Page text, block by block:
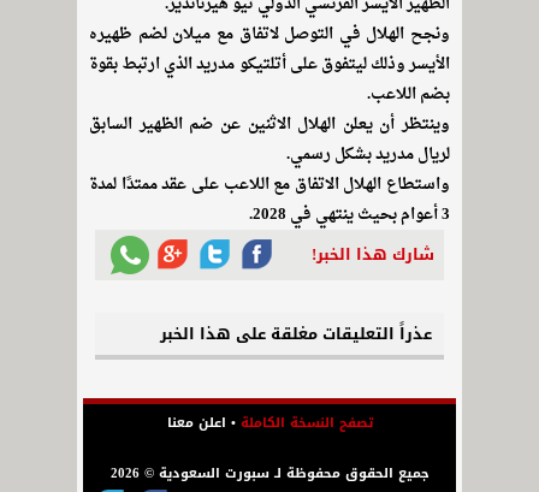
ونجح الهلال في التوصل لاتفاق مع ميلان لضم ظهيره
الأيسر وذلك ليتفوق على أتلتيكو مدريد الذي ارتبط بقوة
بضم اللاعب.
وينتظر أن يعلن الهلال الاثنين عن ضم الظهير السابق
لريال مدريد بشكل رسمي.
واستطاع الهلال الاتفاق مع اللاعب على عقد ممتدًا لمدة
3 أعوام بحيث ينتهي في 2028.
شارك هذا الخبر!
عذراً التعليقات مغلقة على هذا الخبر
تصفح النسخة الكاملة• اعلن معنا
جميع الحقوق محفوظة لـ سبورت السعودية © 2026